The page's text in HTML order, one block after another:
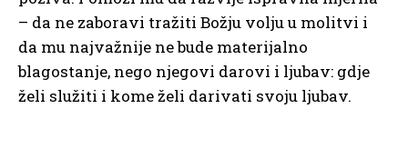
– da ne zaboravi tražiti Božju volju u molitvi i
da mu najvažnije ne bude materijalno
blagostanje, nego njegovi darovi i ljubav: gdje
želi služiti i kome želi darivati svoju ljubav.